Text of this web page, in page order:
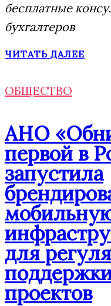
бесплатные
бухгалтеров
ЧИТАТЬ ДАЛЕЕ
ОБЩЕСТВО
АНО
первой в
запустила
для
проектов